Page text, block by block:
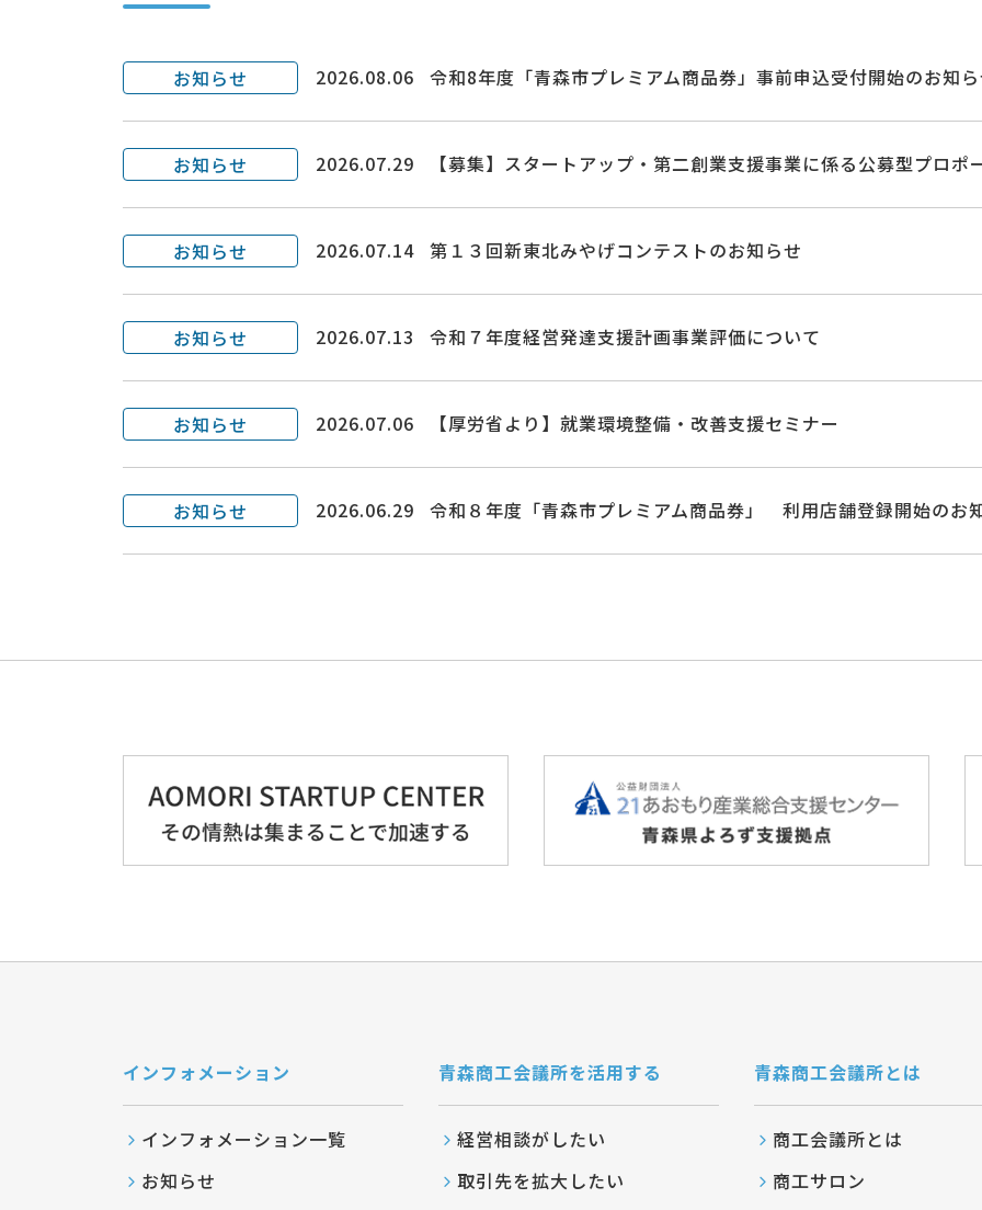
お知らせ 2026.08.06 令和8年度「青森市プレミアム商品券」事前申込受付開始のお知
お知らせ 2026.07.29 【募集】スタートアップ・第二創業支援事業に係る公募型プロ
お知らせ 2026.07.14 第１３回新東北みやげコンテストのお知らせ
お知らせ 2026.07.13 令和７年度経営発達支援計画事業評価について
お知らせ 2026.07.06 【厚労省より】就業環境整備・改善支援セミナー
お知らせ 2026.06.29 令和８年度「青森市プレミアム商品券」 利用店舗登録開始のお
インフォメーション
インフォメーション一覧
お知らせ
青森商工会議所を活用する
経営相談がしたい
取引先を拡大したい
青森商工会議所とは
商工会議所とは
商工サロン